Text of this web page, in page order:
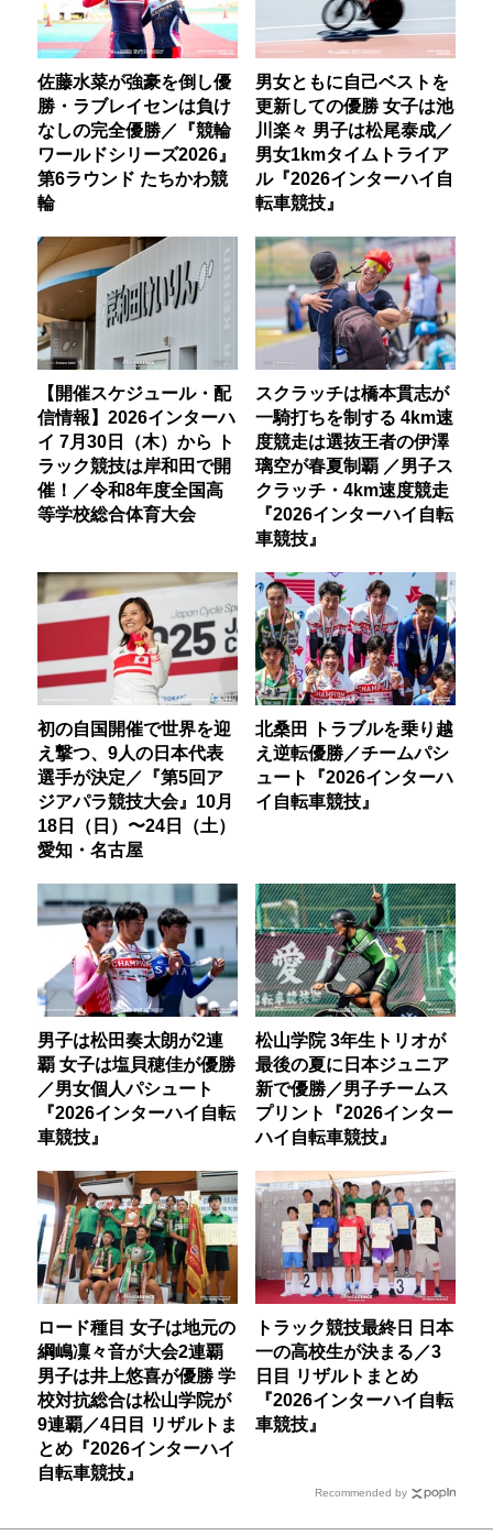
佐藤水菜が強豪を倒し優
勝・ラブレイセンは負け
なしの完全優勝／『競輪
ワールドシリーズ2026』
第6ラウンド たちかわ競
輪
男女ともに自己ベストを
更新しての優勝 女子は池
川楽々 男子は松尾泰成／
男女1kmタイムトライア
ル『2026インターハイ自
転車競技』
【開催スケジュール・配
信情報】2026インターハ
イ 7月30日（木）から ト
ラック競技は岸和田で開
催！／令和8年度全国高
等学校総合体育大会
スクラッチは橋本貫志が
一騎打ちを制する 4km速
度競走は選抜王者の伊澤
璃空が春夏制覇 ／男子ス
クラッチ・4km速度競走
『2026インターハイ自転
車競技』
初の自国開催で世界を迎
え撃つ、9人の日本代表
選手が決定／『第5回ア
ジアパラ競技大会』10月
18日（日）〜24日（土）
愛知・名古屋
北桑田 トラブルを乗り越
え逆転優勝／チームパシ
ュート『2026インターハ
イ自転車競技』
男子は松田奏太朗が2連
覇 女子は塩貝穂佳が優勝
／男女個人パシュート
『2026インターハイ自転
車競技』
松山学院 3年生トリオが
最後の夏に日本ジュニア
新で優勝／男子チームス
プリント『2026インター
ハイ自転車競技』
ロード種目 女子は地元の
綱嶋凜々音が大会2連覇
男子は井上悠喜が優勝 学
校対抗総合は松山学院が
9連覇／4日目 リザルトま
とめ『2026インターハイ
自転車競技』
トラック競技最終日 日本
一の高校生が決まる／3
日目 リザルトまとめ
『2026インターハイ自転
車競技』
Recommended by